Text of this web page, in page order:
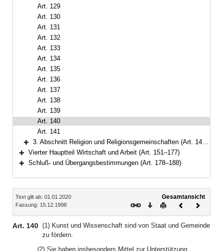
Art. 129
Art. 130
Art. 131
Art. 132
Art. 133
Art. 134
Art. 135
Art. 136
Art. 137
Art. 138
Art. 139
Art. 140
Art. 141
Bereich erweitern
3. Abschnitt Religion und Religionsgemeinschaften (Art. 142–150)
Bereich erweitern
Vierter Hauptteil Wirtschaft und Arbeit (Art. 151–177)
Schluß- und Übergangsbestimmungen (Art. 178–188)
Inhalt
Text gilt ab: 01.01.2020
Fassung: 15.12.1998
Gesamtansicht
Download
DruckenVorheriges
Art. 140 (1) Kunst und Wissenschaft sind von Staat und Gemeinde
zu fördern.
(2) Sie haben insbesonders Mittel zur Unterstützung